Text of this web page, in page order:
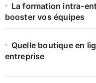
La formation intra-
booster vos équipes
Quelle boutique en
entreprise